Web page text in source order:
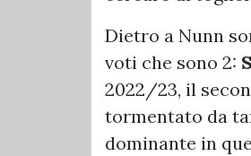
Dietro a Nunn
voti che sono 2:
2022/23, il
tormentato da
dominante in